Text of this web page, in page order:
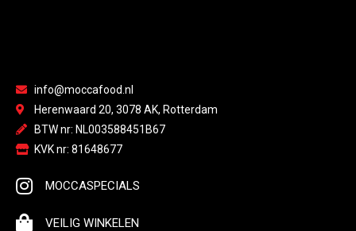
info@moccafood.nl
Herenwaard 20, 3078 AK, Rotterdam
BTW nr: NL003588451B67
KVK nr: 81648677
MOCCASPECIALS
VEILIG WINKELEN